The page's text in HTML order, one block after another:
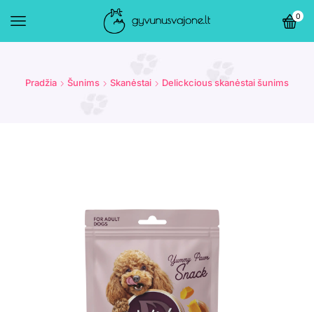
0
Pradžia Šunims Skanėstai Delickcious skanėstai šunims